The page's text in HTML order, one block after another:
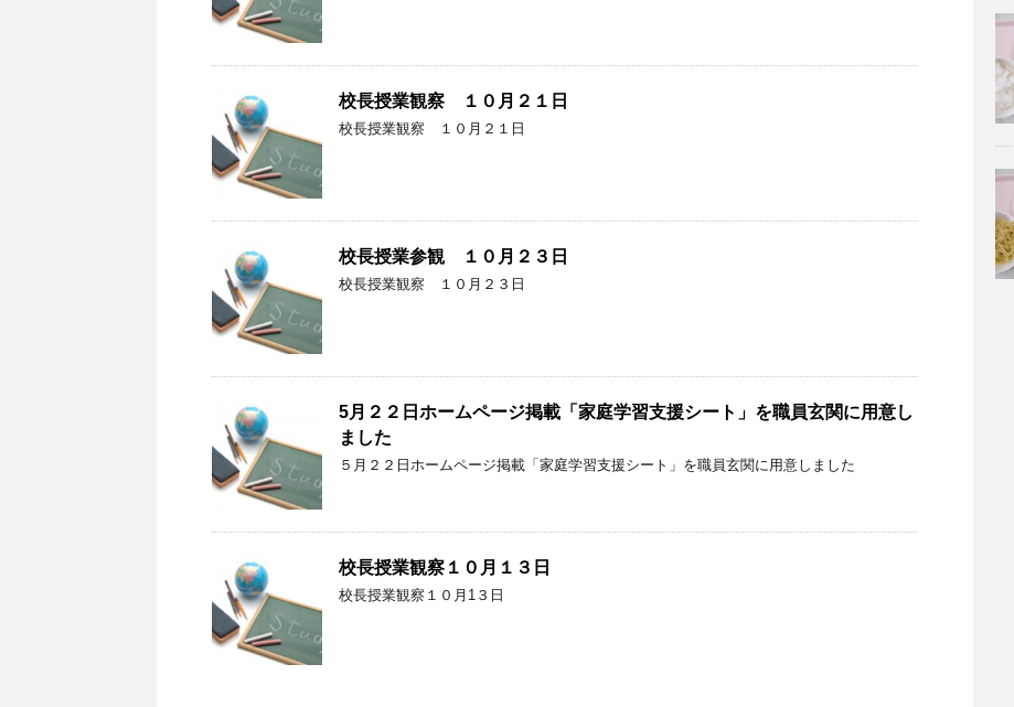
校長授業観察 １０月２１日
校長授業観察 １０月２１日
校長授業参観 １０月２３日
校長授業観察 １０月２３日
5月２２日ホームページ掲載「家庭学習支援シート」を職員玄関に用意し
ました
５月２２日ホームページ掲載「家庭学習支援シート」を職員玄関に用意しました
校長授業観察１０月１３日
校長授業観察１０月1３日